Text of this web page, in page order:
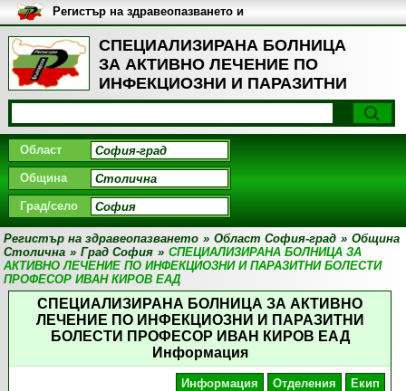
СПЕЦИАЛИЗИРАНА БОЛНИЦА
ЗА АКТИВНО ЛЕЧЕНИЕ ПО
ИНФЕКЦИОЗНИ И ПАРАЗИТНИ
БОЛЕСТИ ПРОФЕСОР ИВАН
КИРОВ ЕАД, Град София
Регистър на здравеопазването и
медицинските заведения в
България
Област
Община
Град/село
Регистър на здравеопазването » Област София-град » Община
Столична » Град София » СПЕЦИАЛИЗИРАНА БОЛНИЦА ЗА
АКТИВНО ЛЕЧЕНИЕ ПО ИНФЕКЦИОЗНИ И ПАРАЗИТНИ БОЛЕСТИ
ПРОФЕСОР ИВАН КИРОВ ЕАД
СПЕЦИАЛИЗИРАНА БОЛНИЦА ЗА АКТИВНО
ЛЕЧЕНИЕ ПО ИНФЕКЦИОЗНИ И ПАРАЗИТНИ
БОЛЕСТИ ПРОФЕСОР ИВАН КИРОВ ЕАД
Информация
Информация Отделения Екип